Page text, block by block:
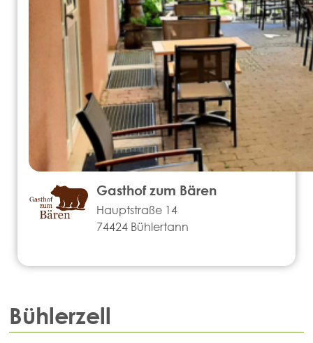
Gasthof zum Bären
Hauptstraße 14
74424 Bühlertann
Bühlerzell